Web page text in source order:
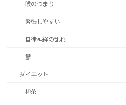
喉のつまり
緊張しやすい
自律神経の乱れ
鬱
ダイエット
柳茶